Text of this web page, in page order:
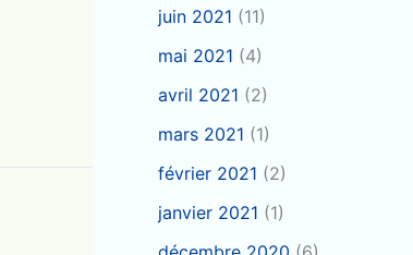
juin 2021 (11)
mai 2021 (4)
avril 2021 (2)
mars 2021 (1)
février 2021 (2)
janvier 2021 (1)